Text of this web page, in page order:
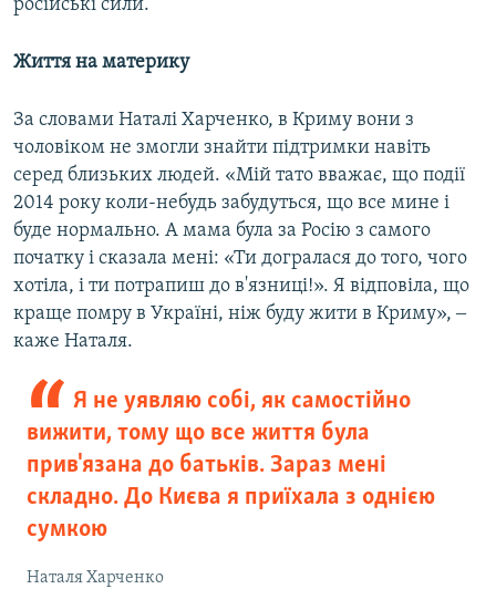
російські сили.
Життя на материку
За словами Наталі Харченко, в Криму вони з
чоловіком не змогли знайти підтримки навіть
серед близьких людей. «Мій тато вважає, що події
2014 року коли-небудь забудуться, що все мине і
буде нормально. А мама була за Росію з самого
початку і сказала мені: «Ти догралася до того, чого
хотіла, і ти потрапиш до в'язниці!». Я відповіла, що
краще помру в Україні, ніж буду жити в Криму», ‒
каже Наталя.
Я не уявляю собі, як самостійно
вижити, тому що все життя була
прив'язана до батьків. Зараз мені
складно. До Києва я приїхала з однією
сумкою
Наталя Харченко